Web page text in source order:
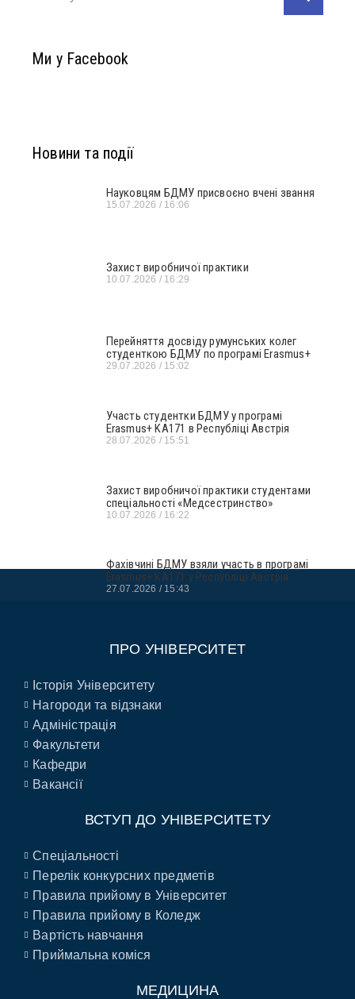
Ми у Facebook
Новини та події
Науковцям БДМУ присвоєно вчені звання
15.07.2026 16:06
Захист виробничої практики
10.07.2026 16:29
Перейняття досвіду румунських колег
студенткою БДМУ по програмі Erasmus+
29.07.2026 15:02
Участь студентки БДМУ у програмі
Erasmus+ KA171 в Республіці Австрія
28.07.2026 15:51
Захист виробничої практики студентами
спеціальності «Медсестринство»
10.07.2026 16:22
Фахівчині БДМУ взяли участь в програмі
Erasmus+ KA171 у Республіці Австрія
27.07.2026 15:43
ПРО УНІВЕРСИТЕТ
Історія Університету
Нагороди та відзнаки
Адміністрація
Факультети
Кафедри
Вакансії
ВСТУП ДО УНІВЕРСИТЕТУ
Спеціальності
Перелік конкурсних предметів
Правила прийому в Університет
Правила прийому в Коледж
Вартість навчання
Приймальна коміся
МЕДИЦИНА